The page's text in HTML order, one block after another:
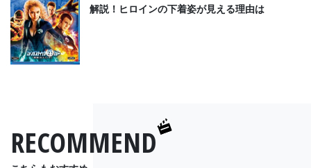
解説！ヒロインの下着姿が見える理由は
RECOMMEND